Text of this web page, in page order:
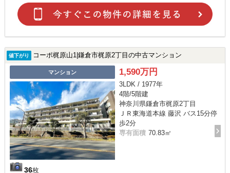
値下がり コーポ梶原山1|鎌倉市梶原2丁目の中古マンション
マンション
36枚
1,590万円
3LDK / 1977年
4階/5階建
神奈川県鎌倉市梶原2丁目
ＪＲ東海道本線 藤沢 バス15分停
歩2分
専有面積 70.83㎡